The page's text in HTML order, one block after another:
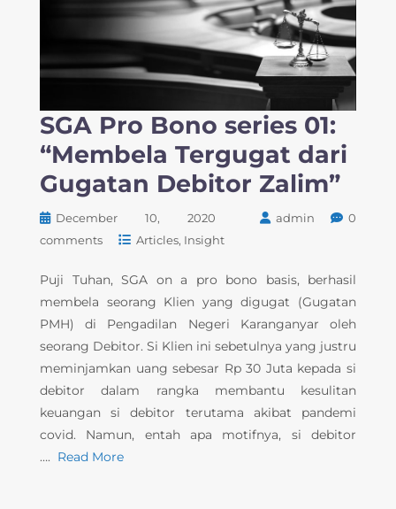
SGA Pro Bono series 01:
“Membela Tergugat dari
Gugatan Debitor Zalim”
December 10, 2020 admin
0
comments
Articles Insight
Puji Tuhan, SGA on a pro bono basis, berhasil
membela seorang Klien yang digugat (Gugatan
PMH) di Pengadilan Negeri Karanganyar oleh
seorang Debitor. Si Klien ini sebetulnya yang justru
meminjamkan uang sebesar Rp 30 Juta kepada si
debitor dalam rangka membantu kesulitan
keuangan si debitor terutama akibat pandemi
covid. Namun, entah apa motifnya, si debitor
…. Read More